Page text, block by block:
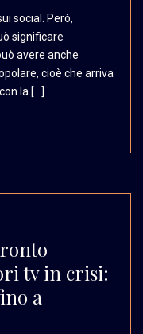
social. Però,
significare
avere anche
cioè che arriva
la […]
tv in crisi:
a